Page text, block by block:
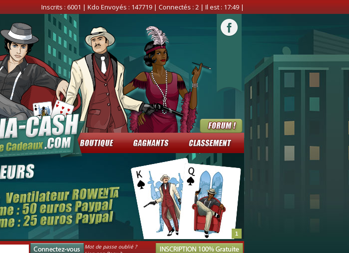
Inscrits : 6001 | Kdo Envoyés : 147719 | Connectés : 2 | Il est : 17:49 |
1
Mot de passe oublié ?